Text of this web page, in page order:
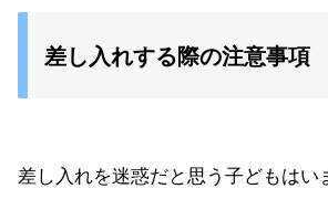
差し入れする際の注意事項
差し入れを迷惑だと思う子どもはい